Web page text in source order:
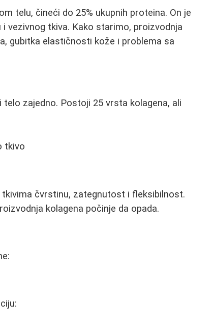
telu, čineći do 25% ukupnih proteina. On je
vezivnog tkiva. Kako starimo, proizvodnja
gubitka elastičnosti kože i problema sa
zajedno. Postoji 25 vrsta kolagena, ali
tkivo
čvrstinu, zategnutost i fleksibilnost.
kolagena počinje da opada.